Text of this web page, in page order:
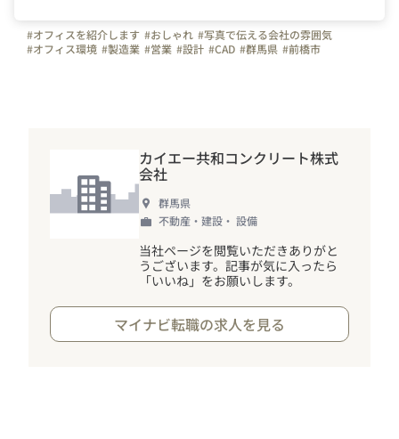
#オフィスを紹介します #おしゃれ #写真で伝える会社の雰囲気
#オフィス環境 #製造業 #営業 #設計 #CAD #群馬県 #前橋市
カイエー共和コンクリート株式
会社
群馬県
不動産・建設・ 設備
当社ページを閲覧いただきありがと
うございます。記事が気に入ったら
「いいね」をお願いします。
マイナビ転職の求人を見る